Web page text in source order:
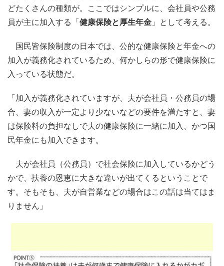
どたくさんの種類が。ここではシンプルに、会社員や公務
員が主に加入する「 健康保険と厚生年金 」として考える。
国民皆保険制度の日本では、公的な健康保険と年金への
加入が義務化されているため、何かしらの形で健康保険に
入っている状態だ。
「加入が義務化されていますが、夫が会社員・公務員の場
合、妻の収入が一定より少ないなどの要件を満たすと、妻
は保険料の負担なしで夫の健康保険に一緒に加入、かつ国
民年金にも加入できます。
夫が会社員（公務員）で社会保険に加入しているかどう
かで、扶養の恩恵に大きな違いが出てくるということで
す。そもそも、夫が自営業などの場合はこの話は当てはま
りません」